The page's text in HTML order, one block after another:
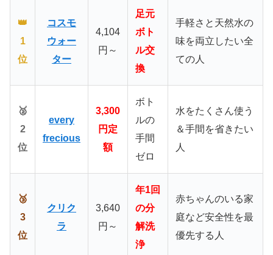
👑
1
位
コスモ
ウォー
ター
4,104
円～
足元
ボト
ル交
換
手軽さと天然水の
味を両立したい全
ての人
🥈
2
位
every
frecious
3,300
円定
額
ボト
ルの
手間
ゼロ
水をたくさん使う
＆手間を省きたい
人
🥉
3
位
クリク
ラ
3,640
円～
年1回
の分
解洗
浄
赤ちゃんのいる家
庭など安全性を最
優先する人